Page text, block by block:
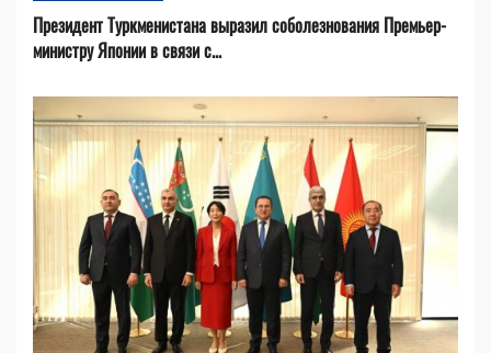
Президент Туркменистана выразил соболезнования Премьер-
министру Японии в связи с...